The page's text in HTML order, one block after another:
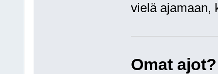
vielä
Omat ajot?